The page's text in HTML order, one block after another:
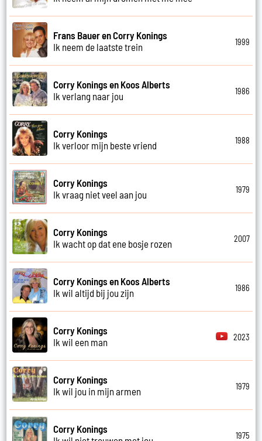
Frans Bauer en Corry Konings
Ik neem de laatste trein
1999
Corry Konings en Koos Alberts
Ik verlang naar jou
1986
Corry Konings
Ik verloor mijn beste vriend
1988
Corry Konings
Ik vraag niet veel aan jou
1979
Corry Konings
Ik wacht op dat ene bosje rozen
2007
Corry Konings en Koos Alberts
Ik wil altijd bij jou zijn
1986
Corry Konings
Ik wil een man
2023
Corry Konings
Ik wil jou in mijn armen
1979
Corry Konings
1975